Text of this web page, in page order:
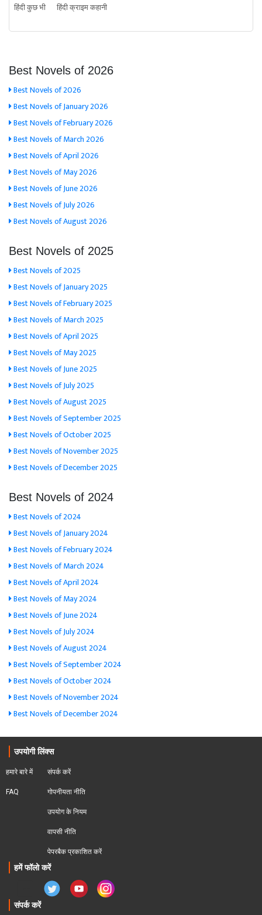
हिंदी कुछ भी
हिंदी क्राइम कहानी
Best Novels of 2026
Best Novels of 2026
Best Novels of January 2026
Best Novels of February 2026
Best Novels of March 2026
Best Novels of April 2026
Best Novels of May 2026
Best Novels of June 2026
Best Novels of July 2026
Best Novels of August 2026
Best Novels of 2025
Best Novels of 2025
Best Novels of January 2025
Best Novels of February 2025
Best Novels of March 2025
Best Novels of April 2025
Best Novels of May 2025
Best Novels of June 2025
Best Novels of July 2025
Best Novels of August 2025
Best Novels of September 2025
Best Novels of October 2025
Best Novels of November 2025
Best Novels of December 2025
Best Novels of 2024
Best Novels of 2024
Best Novels of January 2024
Best Novels of February 2024
Best Novels of March 2024
Best Novels of April 2024
Best Novels of May 2024
Best Novels of June 2024
Best Novels of July 2024
Best Novels of August 2024
Best Novels of September 2024
Best Novels of October 2024
Best Novels of November 2024
Best Novels of December 2024
उपयोगी लिंक्स
हमारे बारे में
FAQ
संपर्क करें
गोपनीयता नीति
उपयोग के नियम
वापसी नीति
पेपरबैक प्रकाशित करें
हमें फॉलो करें
संपर्क करें